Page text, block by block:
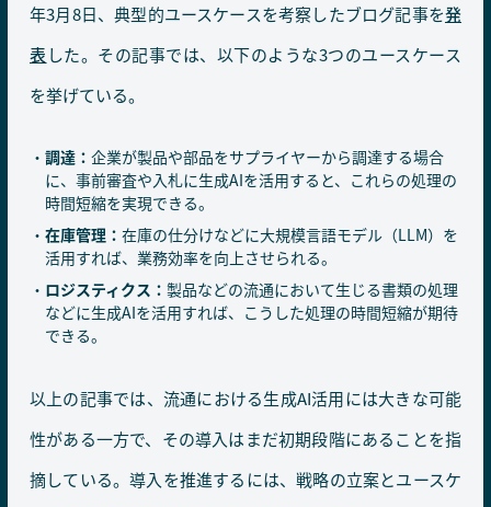
年3月8日、典型的ユースケースを考察したブログ記事を発
表 した。その記事では、以下のような3つのユースケース
を挙げている。
調達： 企業が製品や部品をサプライヤーから調達する場合
に、事前審査や入札に生成AIを活用すると、これらの処理の
時間短縮を実現できる。
在庫管理： 在庫の仕分けなどに大規模言語モデル（LLM）を
活用すれば、業務効率を向上させられる。
ロジスティクス： 製品などの流通において生じる書類の処理
などに生成AIを活用すれば、こうした処理の時間短縮が期待
できる。
以上の記事では、流通における生成AI活用には大きな可能
性がある一方で、その導入はまだ初期段階にあることを指
摘している。導入を推進するには、戦略の立案とユースケ